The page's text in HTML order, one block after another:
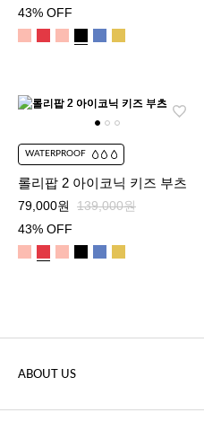
43% OFF
WATERPROOF
롤리팝 2 아이코닉 키즈 부츠
79,000원
139,000원
43% OFF
ABOUT US